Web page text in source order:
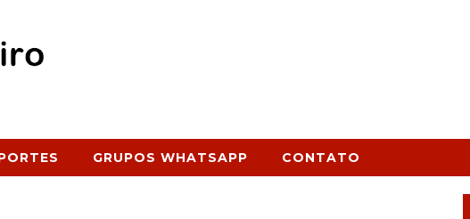
GRUPOS WHATSAPP CONTATO